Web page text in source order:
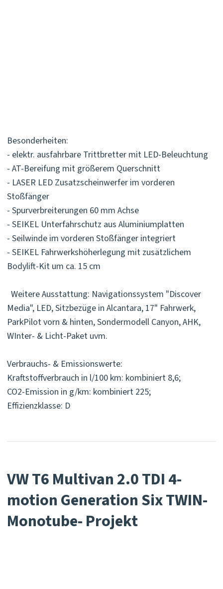
Besonderheiten:
- elektr. ausfahrbare Trittbretter mit LED-Beleuchtung
- AT-Bereifung mit größerem Querschnitt
- LASER LED Zusatzscheinwerfer im vorderen
Stoßfänger
- Spurverbreiterungen 60 mm Achse
- SEIKEL Unterfahrschutz aus Aluminiumplatten
- Seilwinde im vorderen Stoßfänger integriert
- SEIKEL Fahrwerkshöherlegung mit zusätzlichem
Bodylift-Kit um ca. 15 cm
Weitere Ausstattung: Navigationssystem "Discover
Media", LED, Sitzbezüge in Alcantara, 17" Fahrwerk,
ParkPilot vorn & hinten, Sondermodell Canyon, AHK,
WInter- & Licht-Paket uvm.
Verbrauchs- & Emissionswerte:
Kraftstoffverbrauch in l/100 km: kombiniert 8,6;
CO2-Emission in g/km: kombiniert 225;
Effizienzklasse: D
VW T6 Multivan 2.0 TDI 4-
motion Generation Six TWIN-
Monotube- Projekt